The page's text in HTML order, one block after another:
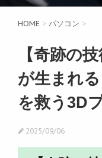
HOME > パソコン >
【奇跡の
が生まれ
を救う3D
2025/09/06